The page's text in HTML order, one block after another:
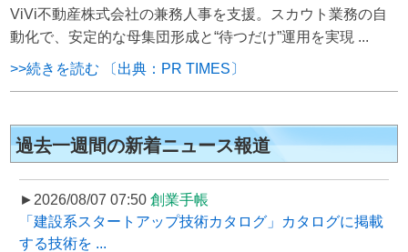
ViVi不動産株式会社の兼務人事を支援。スカウト業務の自
動化で、安定的な母集団形成と“待つだけ”運用を実現 ...
>>続きを読む 〔出典：PR TIMES〕
過去一週間の新着ニュース報道
►2026/08/07 07:50 創業手帳
「建設系スタートアップ技術カタログ」カタログに掲載
する技術を ...